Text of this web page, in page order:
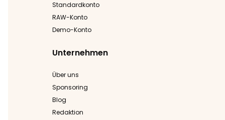
Standardkonto
RAW-Konto
Demo-Konto
Unternehmen
Über uns
Sponsoring
Blog
Redaktion